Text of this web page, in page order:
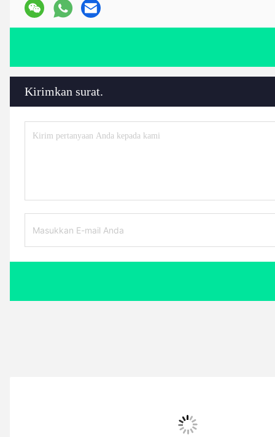
Kirimkan surat.